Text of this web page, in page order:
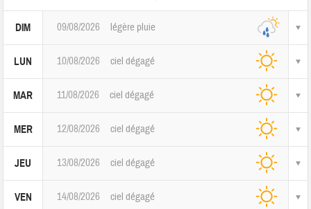
DIM 09/08/2026 légère pluie
LUN 10/08/2026 ciel dégagé
MAR 11/08/2026 ciel dégagé
MER 12/08/2026 ciel dégagé
JEU 13/08/2026 ciel dégagé
VEN 14/08/2026 ciel dégagé